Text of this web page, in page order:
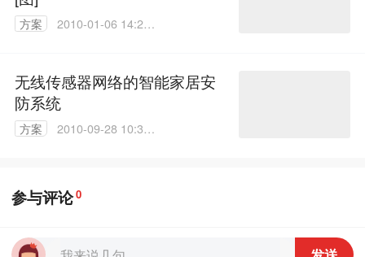
方案
2010-01-06 14:25:
无线传感器网络的智能家居安
防系统
方案
2010-09-28 10:32:
参与评论0